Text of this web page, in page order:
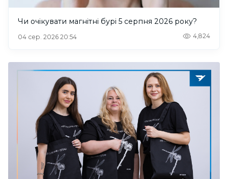
Чи очікувати магнітні бурі 5 серпня 2026 року?
04 сер. 2026 20:54 4,824